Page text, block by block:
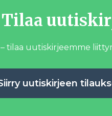
Tilaa
– tilaa uutiskirjeemme
uutiskirjeen